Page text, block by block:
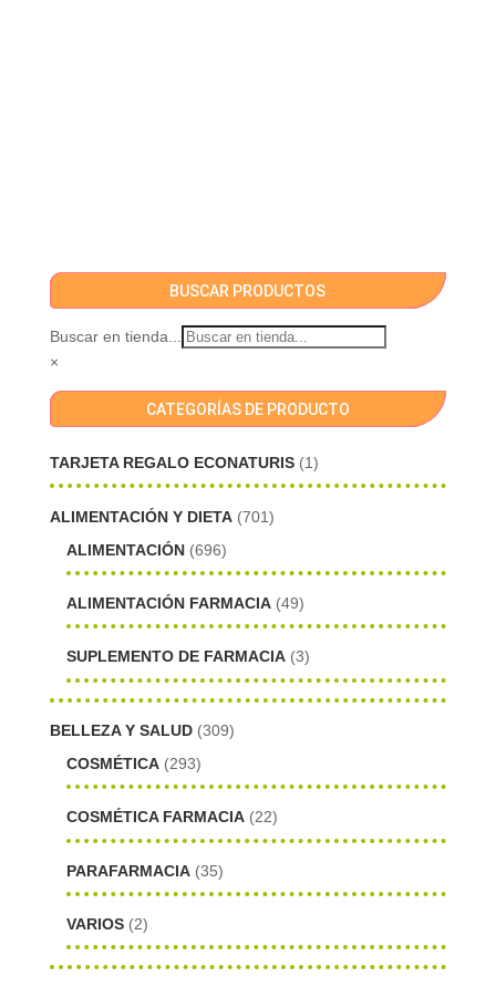
BUSCAR PRODUCTOS
Buscar en tienda...
×
CATEGORÍAS DE PRODUCTO
TARJETA REGALO ECONATURIS (1)
ALIMENTACIÓN Y DIETA (701)
ALIMENTACIÓN (696)
ALIMENTACIÓN FARMACIA (49)
SUPLEMENTO DE FARMACIA (3)
BELLEZA Y SALUD (309)
COSMÉTICA (293)
COSMÉTICA FARMACIA (22)
PARAFARMACIA (35)
VARIOS (2)